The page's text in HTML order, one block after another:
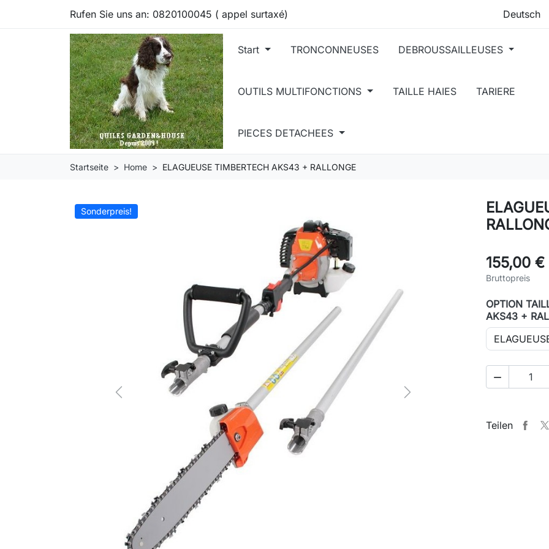
Rufen Sie uns an: 0820100045 ( appel surtaxé)
Start TRONCONNEUSES DEBROUSSAILLEUSES
OUTILS MULTIFONCTIONS TAILLE HAIES TARIERE
PIECES DETACHEES
Startseite Home ELAGUEUSE TIMBERTECH AKS43 + RALLONGE
Sonderpreis!
Previous Next
155,00 €
Bruttopreis
OPTION
AKS43 +

Teilen